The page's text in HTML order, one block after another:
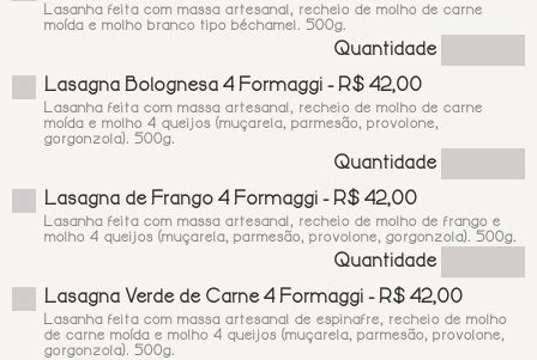
Quantidade
Lasanha feita com massa artesanal, recheio de molho de carne
moída e molho branco tipo béchamel. 500g.
Lasagna Bolognesa 4 Formaggi - R$ 42,00
Quantidade
Lasanha feita com massa artesanal, recheio de molho de carne
moída e molho 4 queijos (muçarela, parmesão, provolone,
gorgonzola). 500g.
Lasagna de Frango 4 Formaggi - R$ 42,00
Quantidade
Lasanha feita com massa artesanal, recheio de molho de frango e
molho 4 queijos (muçarela, parmesão, provolone, gorgonzola). 500g.
Lasagna Verde de Carne 4 Formaggi - R$ 42,00
Lasanha feita com massa artesanal de espinafre, recheio de molho
de carne moída e molho 4 queijos (muçarela, parmesão, provolone,
gorgonzola). 500g.